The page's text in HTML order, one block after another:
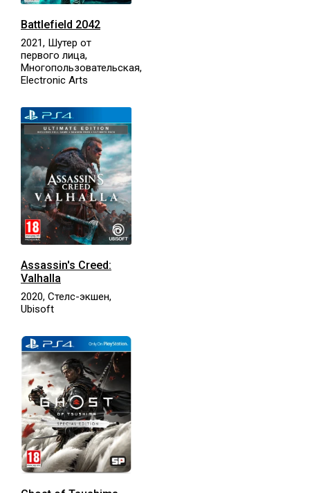
Battlefield 2042
2021, Шутер от
первого лица,
Многопользовательская,
Electronic Arts
Assassin's Creed:
Valhalla
2020, Стелс-экшен,
Ubisoft